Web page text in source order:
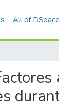
All of DSpace